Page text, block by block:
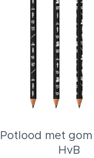
Potlood met
HvB